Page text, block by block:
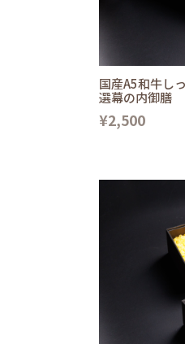
国産A5和牛し
選幕の内御膳
¥2,500